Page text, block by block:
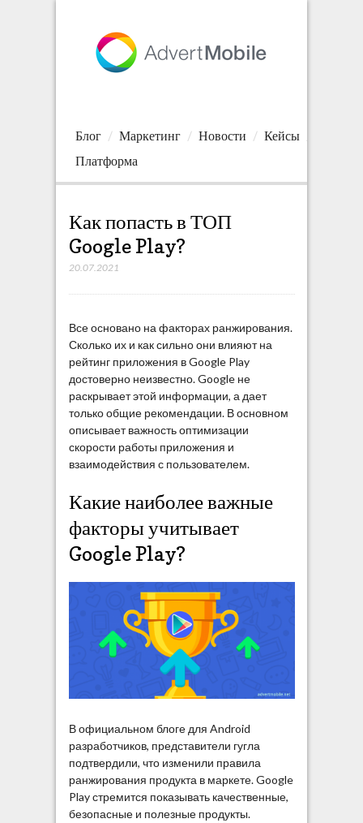
Блог Маркетинг Новости
Кейсы
Платформа
Как попасть в ТОП
Google Play?
20.07.2021
Все основано на факторах ранжирования.
Сколько их и как сильно они влияют на
рейтинг приложения в Google Play
достоверно неизвестно. Google не
раскрывает этой информации, а дает
только общие рекомендации. В основном
описывает важность оптимизации
скорости работы приложения и
взаимодействия с пользователем.
Какие наиболее важные
факторы учитывает
Google Play?
В официальном блоге для Android
разработчиков, представители гугла
подтвердили, что изменили правила
ранжирования продукта в маркете. Google
Play стремится показывать качественные,
безопасные и полезные продукты.